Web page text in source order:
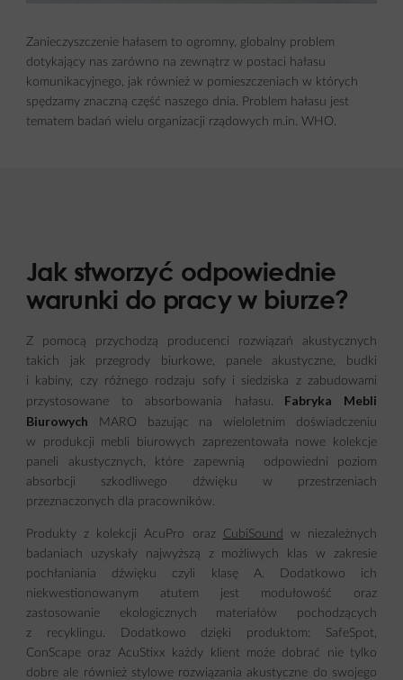
Zanieczyszczenie hałasem to ogromny, globalny problem
dotykający nas zarówno na zewnątrz w postaci hałasu
komunikacyjnego, jak również w pomieszczeniach w których
spędzamy znaczną część naszego dnia. Problem hałasu jest
tematem badań wielu organizacji rządowych m.in. WHO.
Jak stworzyć odpowiednie
warunki do pracy w biurze?
Z pomocą przychodzą producenci rozwiązań akustycznych
takich jak przegrody biurkowe, panele akustyczne, budki
i kabiny, czy różnego rodzaju sofy i siedziska z zabudowami
przystosowane to absorbowania hałasu.
Fabryka Mebli
Biurowych MARO bazując na wieloletnim doświadczeniu
w produkcji mebli biurowych zaprezentowała nowe kolekcje
paneli akustycznych, które zapewnią odpowiedni poziom
absorbcji szkodliwego dźwięku w przestrzeniach
przeznaczonych dla pracowników.
Produkty z kolekcji AcuPro oraz CubiSound
w niezależnych
badaniach uzyskały najwyższą z możliwych klas w zakresie
pochłaniania dźwięku czyli klasę A. Dodatkowo ich
niekwestionowanym atutem jest modułowość oraz
zastosowanie ekologicznych materiałów pochodzących
z recyklingu. Dodatkowo dzięki produktom: SafeSpot,
ConScape oraz AcuStixx każdy klient może dobrać nie tylko
dobre ale również stylowe rozwiązania akustyczne do swojego